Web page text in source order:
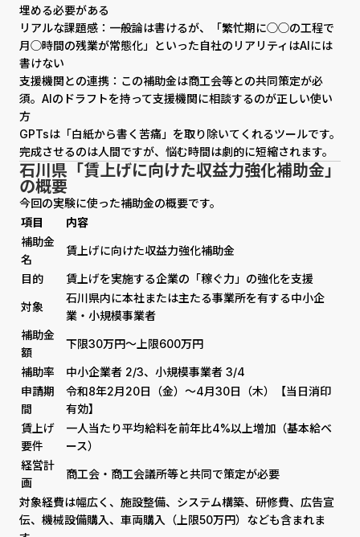
埋める必要がある
リアルな課題感：一般論は書けるが、「繁忙期に◯◯の工程で
月◯時間の残業が常態化」といった自社のリアリティはAIには
書けない
支援機関との連携：この補助金は商工会等との共同策定が必
須。AIのドラフトを持って支援機関に相談するのが正しい使い
方
GPTsは「白紙から書く苦痛」を取り除いてくれるツールです。
完成させるのは人間ですが、悩む時間は劇的に短縮されます。
石川県「賃上げに向けた収益力強化補助金」
の概要
今回の実験に使った補助金の概要です。
項目
内容
補助金
名
賃上げに向けた収益力強化補助金
目的 賃上げを実施する企業の「稼ぐ力」の強化を支援
対象
石川県内に本社または主たる事業所を有する中小企
業・小規模事業者
補助金
額
下限30万円〜上限600万円
補助率
中小企業者 2/3、小規模事業者 3/4
申請期
間
令和8年2月20日（金）〜4月30日（木）【当日消印
有効】
賃上げ
要件
一人当たり平均給料を前年比4%以上増加（基本給ベ
ース）
経営計
画
商工会・商工会議所等と共同で策定が必要
対象経費は幅広く、施設整備、システム構築、研修費、広告宣
伝、機械設備購入、車両購入（上限50万円）なども含まれま